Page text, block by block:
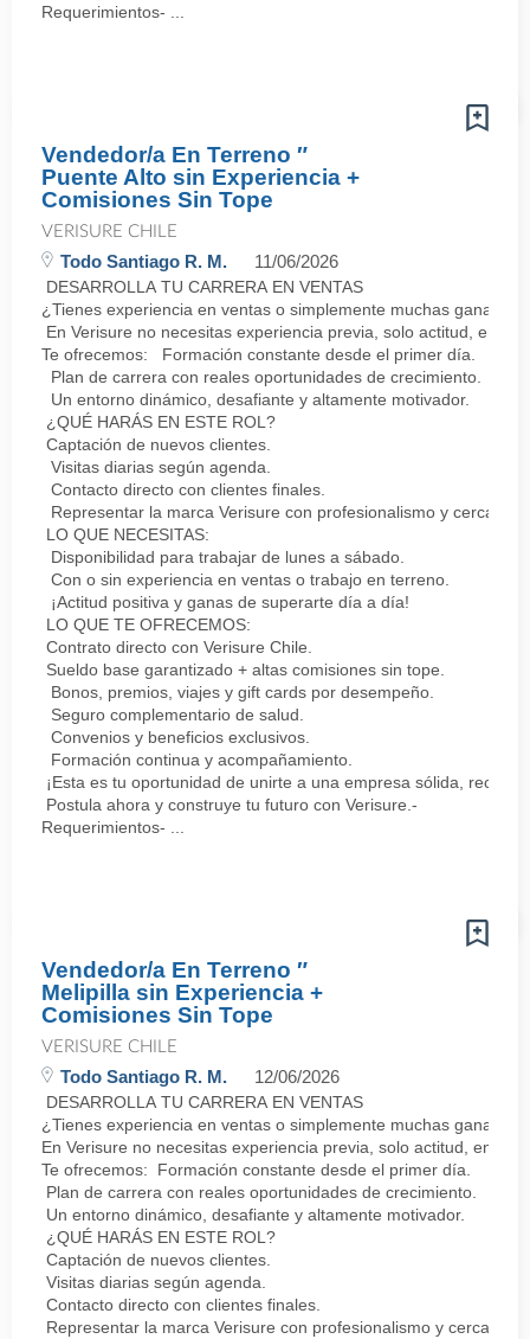
Requerimientos- ...
Vendedor/a En Terreno ″
Puente Alto sin Experiencia +
Comisiones Sin Tope
VERISURE CHILE
Todo Santiago R. M. 11/06/2026
DESARROLLA TU CARRERA EN VENTAS
¿Tienes experiencia en ventas o simplemente muchas ganas
En Verisure no necesitas experiencia previa, solo actitud,
Te ofrecemos: Formación constante desde el primer día.
Plan de carrera con reales oportunidades de crecimiento.
Un entorno dinámico, desafiante y altamente motivador.
¿QUÉ HARÁS EN ESTE ROL?
Captación de nuevos clientes.
Visitas diarias según agenda.
Contacto directo con clientes finales.
Representar la marca Verisure con profesionalismo y cercanía.
LO QUE NECESITAS:
Disponibilidad para trabajar de lunes a sábado.
Con o sin experiencia en ventas o trabajo en terreno.
¡Actitud positiva y ganas de superarte día a día!
LO QUE TE OFRECEMOS:
Contrato directo con Verisure Chile.
Sueldo base garantizado + altas comisiones sin tope.
Bonos, premios, viajes y gift cards por desempeño.
Seguro complementario de salud.
Convenios y beneficios exclusivos.
Formación continua y acompañamiento.
¡Esta es tu oportunidad de unirte a una empresa sólida,
Postula ahora y construye tu futuro con Verisure.-
Requerimientos- ...
Vendedor/a En Terreno ″
Melipilla sin Experiencia +
Comisiones Sin Tope
VERISURE CHILE
Todo Santiago R. M. 12/06/2026
DESARROLLA TU CARRERA EN VENTAS
¿Tienes experiencia en ventas o simplemente muchas ganas
En Verisure no necesitas experiencia previa, solo actitud,
Te ofrecemos: Formación constante desde el primer día.
Plan de carrera con reales oportunidades de crecimiento.
Un entorno dinámico, desafiante y altamente motivador.
¿QUÉ HARÁS EN ESTE ROL?
Captación de nuevos clientes.
Visitas diarias según agenda.
Contacto directo con clientes finales.
Representar la marca Verisure con profesionalismo y cercanía.